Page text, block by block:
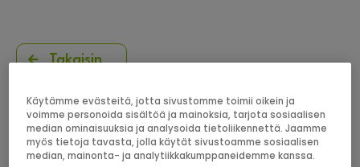
Takaisin
Käytämme evästeitä, jotta sivustomme toimii oikein ja
voimme personoida sisältöä ja mainoksia, tarjota sosiaalisen
median ominaisuuksia ja analysoida tietoliikennettä. Jaamme
myös tietoja tavasta, jolla käytät sivustoamme sosiaalisen
median, mainonta- ja analytiikkakumppaneidemme kanssa.